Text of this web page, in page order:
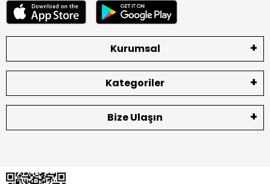
Kurumsal
Kategoriler
Bize Ulaşın